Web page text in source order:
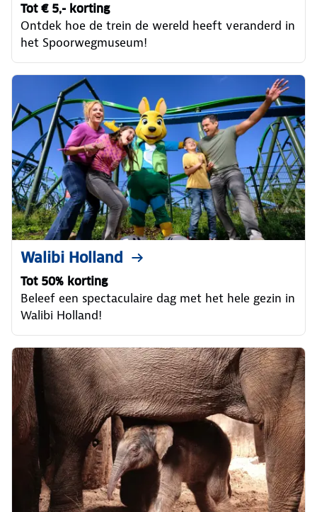
Tot € 5,- korting
Ontdek hoe de trein de wereld heeft veranderd in
het Spoorwegmuseum!
Walibi Holland
Tot 50% korting
Beleef een spectaculaire dag met het hele gezin in
Walibi Holland!